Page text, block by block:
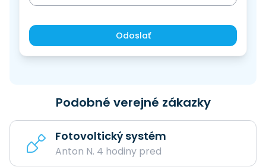
Odoslať
Podobné verejné zákazky
Fotovoltický systém
Anton N. 4 hodiny pred